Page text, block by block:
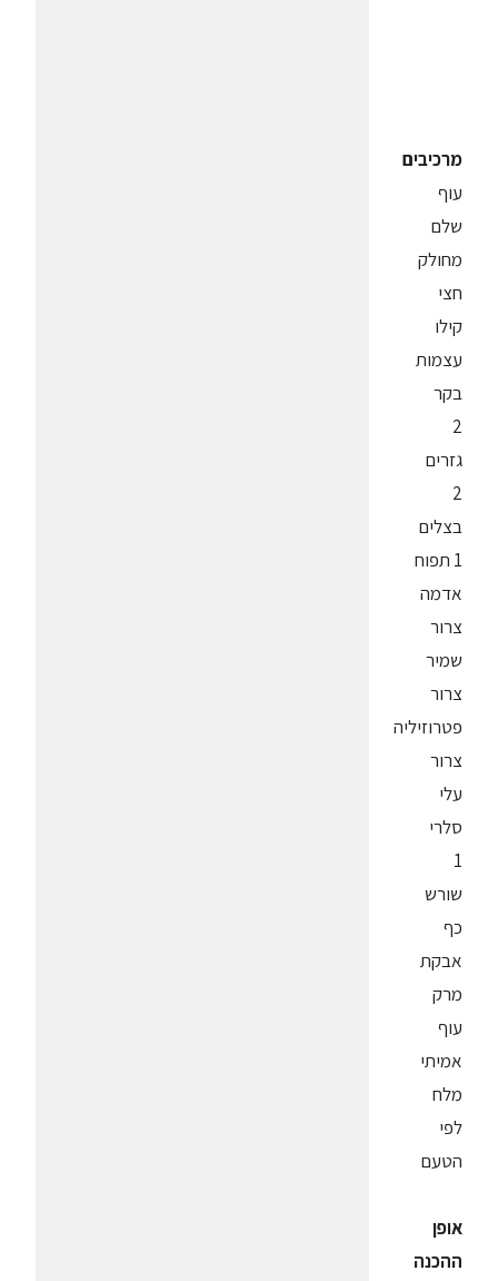
מרכיבים
עוף
שלם
מחולק
חצי
קילו
עצמות
בקר
2
גזרים
2
בצלים
1 תפוח
אדמה
צרור
שמיר
צרור
פטרוזיליה
צרור
עלי
סלרי
1
שורש
כף
אבקת
מרק
עוף
אמיתי
מלח
לפי
הטעם
אופן
ההכנה